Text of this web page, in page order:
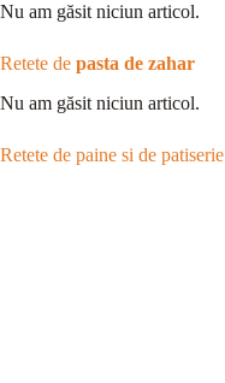
Nu am găsit niciun articol.
Retete de pasta de zahar
Nu am găsit niciun articol.
Retete de paine si de patiserie